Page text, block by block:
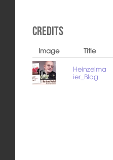
Credits
Image Title
Heinzelma
ier_Blog